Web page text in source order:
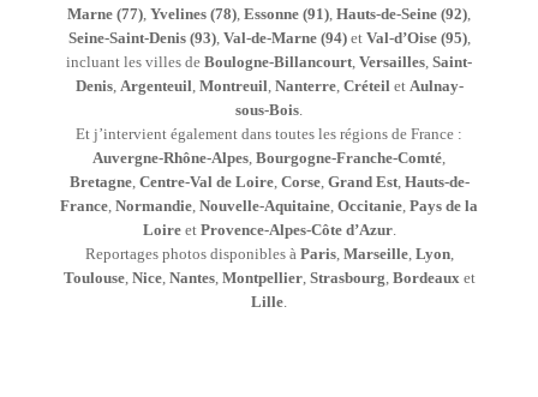
Marne (77) Yvelines (78) Essonne (91) Hauts-de-Seine (92)
Seine-Saint-Denis (93), Val-de-Marne (94)et Val-d’Oise (95),
incluant les villes de Boulogne-Billancourt Versailles Saint-
Denis, Argenteuil Montreuil Nanterre, Créteil et Aulnay-
sous-Bois
Et j’intervient également dans toutes les régions de France :
Auvergne-Rhône-Alpes Bourgogne-Franche-Comté
Bretagne, Centre-Val de Loire, Corse, Grand Est, Hauts-de-
France Normandie Nouvelle-Aquitaine Occitanie Pays de la
Loireet Provence-Alpes-Côte d’Azur.
Reportages photos disponibles à Paris, Marseille, Lyon,
Toulouse, Nice, Nantes, Montpellier, Strasbourg Bordeaux et
Lille